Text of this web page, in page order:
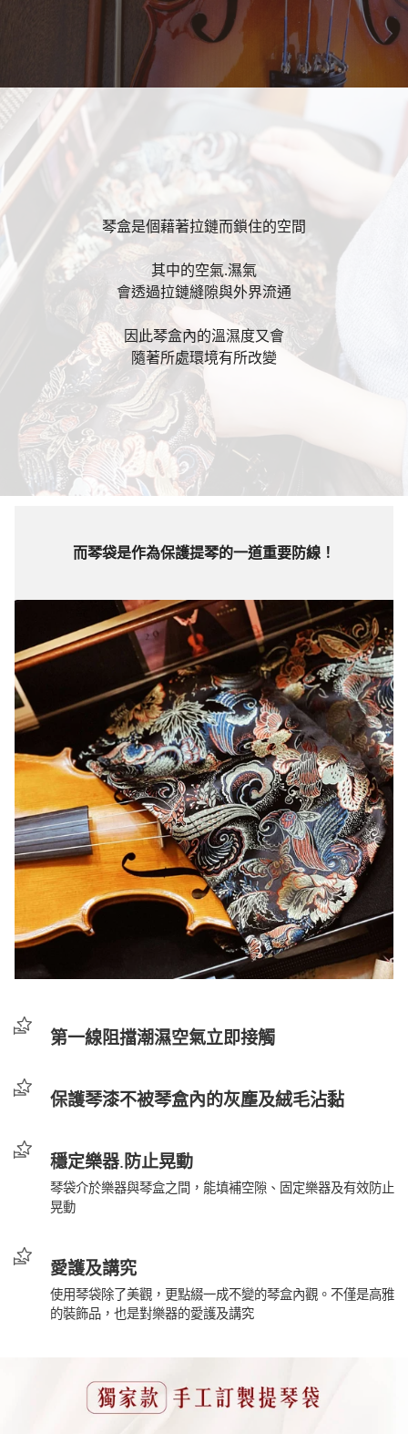
琴盒是個藉著拉鏈而鎖住的空間
其中的空氣.濕氣
會透過拉鏈縫隙與外界流通
因此琴盒內的溫濕度又會
隨著所處環境有所改變
而琴袋是作為保護提琴的一道重要防線！
第一線阻擋潮濕空氣立即接觸
保護琴漆不被琴盒內的灰塵及絨毛沾黏
穩定樂器.防止晃動
琴袋介於樂器與琴盒之間，能填補空隙、固定樂器及有效防止
晃動
愛護及講究
使用琴袋除了美觀，更點綴一成不變的琴盒內觀。不僅是高雅
的裝飾品，也是對樂器的愛護及講究